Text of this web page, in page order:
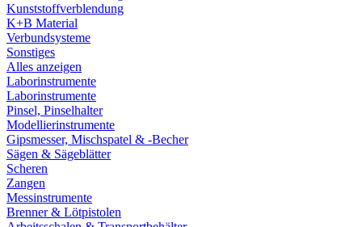
Kunststoffverblendung
K+B Material
Verbundsysteme
Sonstiges
Alles anzeigen
Laborinstrumente
Laborinstrumente
Pinsel, Pinselhalter
Modellierinstrumente
Gipsmesser, Mischspatel & -Becher
Sägen & Sägeblätter
Scheren
Zangen
Messinstrumente
Brenner & Lötpistolen